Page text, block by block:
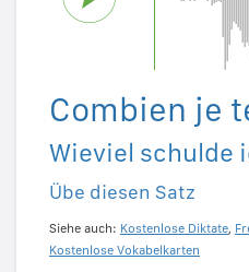
Combien je
Wieviel schulde
Übe diesen Satz
Siehe auch: Kostenlose Diktate,
Kostenlose Vokabelkarten